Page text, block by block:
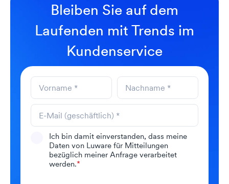
Bleiben Sie auf dem
Laufenden mit Trends im
Kundenservice
Ich bin damit einverstanden, dass meine
Daten von Luware für Mitteilungen
bezüglich meiner Anfrage verarbeitet
werden.*